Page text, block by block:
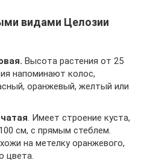
видами Целозии
Высота растения от 25
напоминают колос,
оранжевый, желтый или
. Имеет строение куста,
см, с прямым стеблем.
на метелку оранжевого,
цвета.